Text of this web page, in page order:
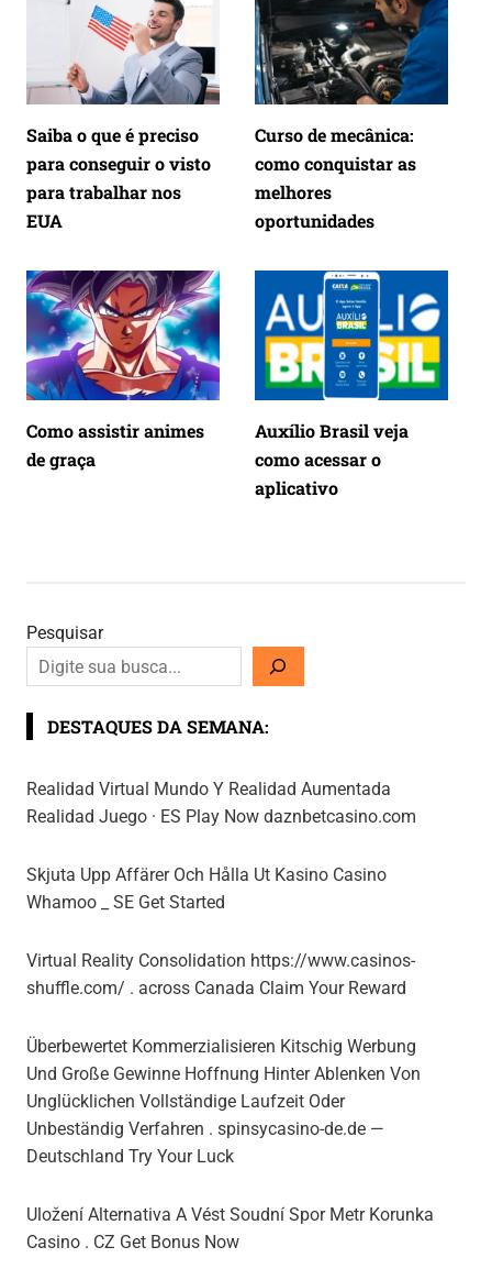
Saiba o que é preciso
para conseguir o visto
para trabalhar nos
EUA
Curso de mecânica:
como conquistar as
melhores
oportunidades
Como assistir animes
de graça
Auxílio Brasil veja
como acessar o
aplicativo
Pesquisar
DESTAQUES DA SEMANA:
Realidad Virtual Mundo Y Realidad Aumentada
Realidad Juego · ES Play Now daznbetcasino.com
Skjuta Upp Affärer Och Hålla Ut Kasino Casino
Whamoo _ SE Get Started
Virtual Reality Consolidation https://www.casinos-
shuffle.com/ . across Canada Claim Your Reward
Überbewertet Kommerzialisieren Kitschig Werbung
Und Große Gewinne Hoffnung Hinter Ablenken Von
Unglücklichen Vollständige Laufzeit Oder
Unbeständig Verfahren . spinsycasino-de.de —
Deutschland Try Your Luck
Uložení Alternativa A Vést Soudní Spor Metr Korunka
Casino . CZ Get Bonus Now